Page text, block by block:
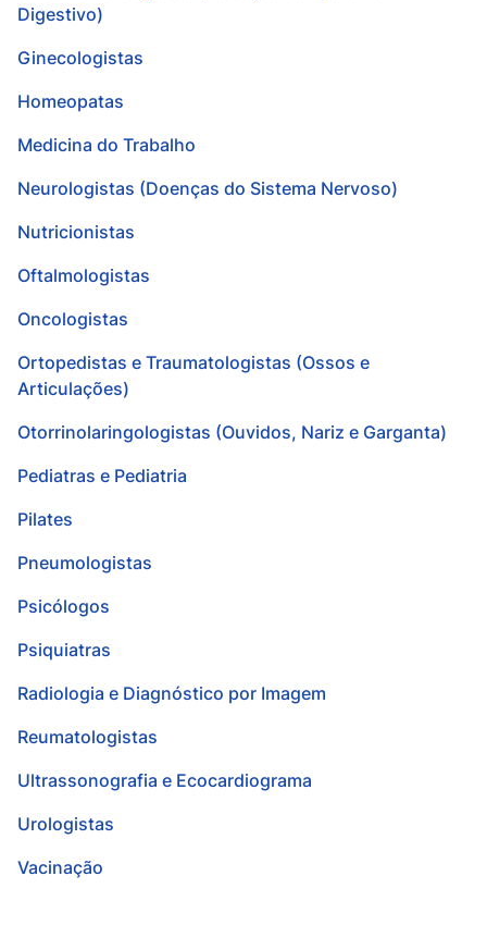
Digestivo)
Ginecologistas
Homeopatas
Medicina do Trabalho
Neurologistas (Doenças do Sistema Nervoso)
Nutricionistas
Oftalmologistas
Oncologistas
Ortopedistas e Traumatologistas (Ossos e
Articulações)
Otorrinolaringologistas (Ouvidos, Nariz e Garganta)
Pediatras e Pediatria
Pilates
Pneumologistas
Psicólogos
Psiquiatras
Radiologia e Diagnóstico por Imagem
Reumatologistas
Ultrassonografia e Ecocardiograma
Urologistas
Vacinação